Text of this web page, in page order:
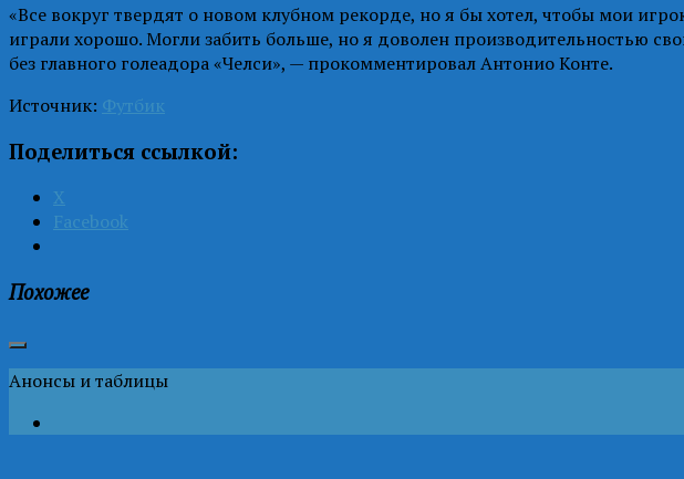
«Все вокруг твердят о новом клубном рекорде, но я бы хотел, чтобы мои
играли хорошо. Могли забить больше, но я доволен производительностью
без главного голеадора «Челси», — прокомментировал Антонио Конте.
Источник: Футбик
Поделиться ссылкой:
X
Facebook
Похожее
Анонсы и таблицы